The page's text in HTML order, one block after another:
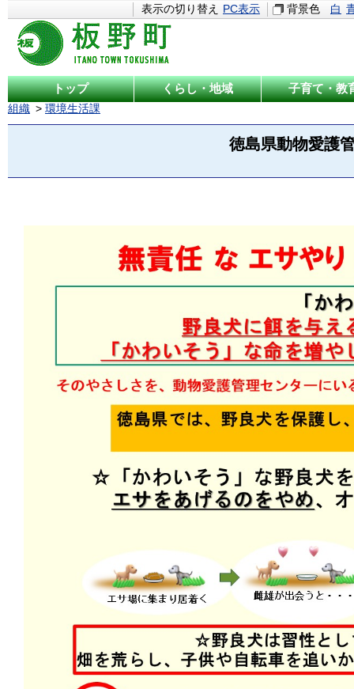
表示の切り替え PC表示 背景色 白
トップ くらし・地域 子育て・教
組織 環境生活課
徳島県動物愛護